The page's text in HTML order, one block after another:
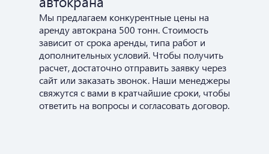
Мы предлагаем конкурентные цены на
аренду автокрана 500 тонн. Стоимость
зависит от срока аренды, типа работ и
дополнительных условий. Чтобы получить
расчет, достаточно отправить заявку через
сайт или заказать звонок. Наши менеджеры
свяжутся с вами в кратчайшие сроки, чтобы
ответить на вопросы и согласовать договор.